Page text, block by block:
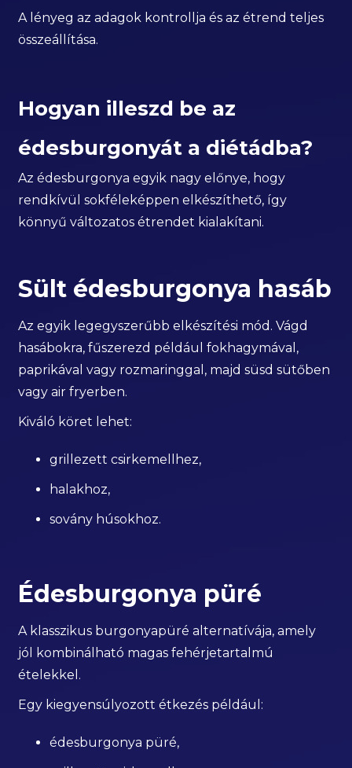
A lényeg az adagok kontrollja és az étrend teljes
összeállítása.
Hogyan illeszd be az
édesburgonyát a diétádba?
Az édesburgonya egyik nagy előnye, hogy
rendkívül sokféleképpen elkészíthető, így
könnyű változatos étrendet kialakítani.
Sült édesburgonya hasáb
Az egyik legegyszerűbb elkészítési mód. Vágd
hasábokra, fűszerezd például fokhagymával,
paprikával vagy rozmaringgal, majd süsd sütőben
vagy air fryerben.
Kiváló köret lehet:
grillezett csirkemellhez,
halakhoz,
sovány húsokhoz.
Édesburgonya püré
A klasszikus burgonyapüré alternatívája, amely
jól kombinálható magas fehérjetartalmú
ételekkel.
Egy kiegyensúlyozott étkezés például:
édesburgonya püré,